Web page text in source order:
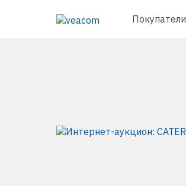
Покупатели